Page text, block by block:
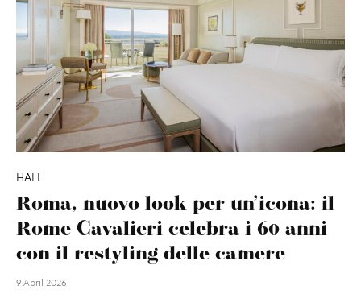
HALL
Roma, nuovo look per un’icona: il
Rome Cavalieri celebra i 60 anni
con il restyling delle camere
9 April 2026